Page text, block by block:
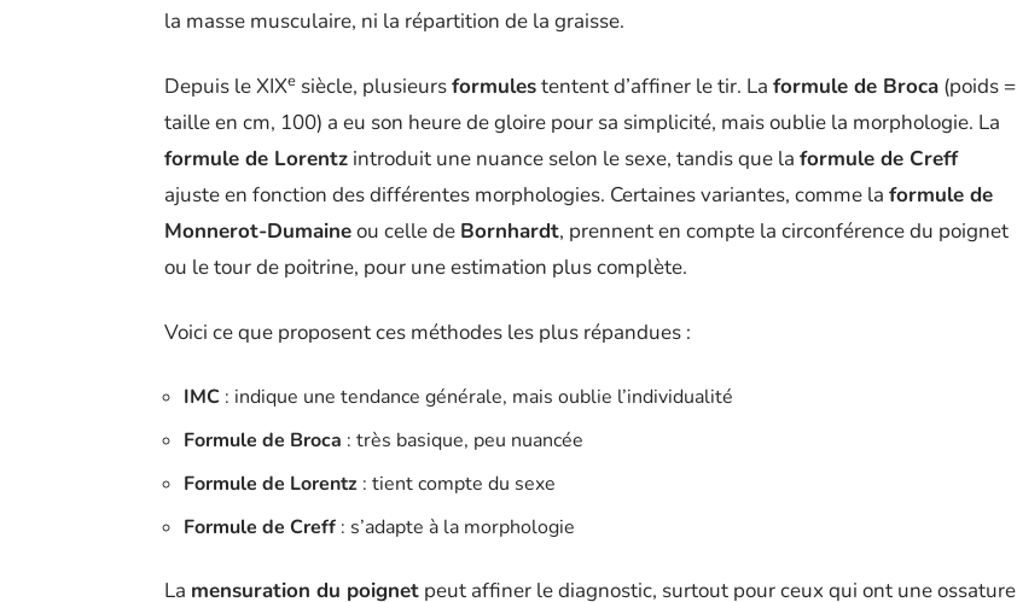
la masse musculaire, ni la répartition de la graisse.
Depuis le XIXe siècle, plusieursformulestentent d’affiner le tir. La formule de Broca (poids =
taille en cm, 100) a eu son heure de gloire pour sa simplicité, mais oublie la morphologie. La
formule de Lorentz introduit une nuance selon le sexe, tandis que la formule de Creff
ajuste en fonction des différentes morphologies. Certaines variantes, comme la formule de
Monnerot-Dumaineou celle de Bornhardt, prennent en compte la circonférence du poignet
ou le tour de poitrine, pour une estimation plus complète.
Voici ce que proposent ces méthodes les plus répandues :
IMC : indique une tendance générale, mais oublie l’individualité
Formule de Broca : très basique, peu nuancée
Formule de Lorentz : tient compte du sexe
Formule de Creff : s’adapte à la morphologie
La mensuration du poignet peut affiner le diagnostic, surtout pour ceux qui ont une ossature